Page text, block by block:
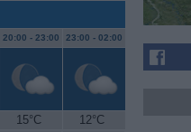
20:00 - 23:00 23:00 - 02:00
15°C 12°C